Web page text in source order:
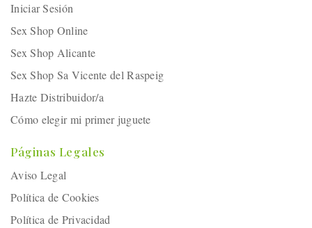
Iniciar Sesión
Sex Shop Online
Sex Shop Alicante
Sex Shop Sa Vicente del Raspeig
Hazte Distribuidor/a
Cómo elegir mi primer juguete
Páginas Legales
Aviso Legal
Política de Cookies
Política de Privacidad